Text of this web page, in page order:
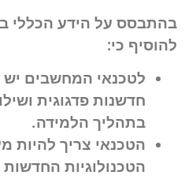
בהתבסס על הידע הכללי
להוסיף כי:
לטכנאי המחשבים יש
חדשנות פדגוגית
בתהליך הלמידה.
הטכנאי צריך להיות
הטכנולוגיות